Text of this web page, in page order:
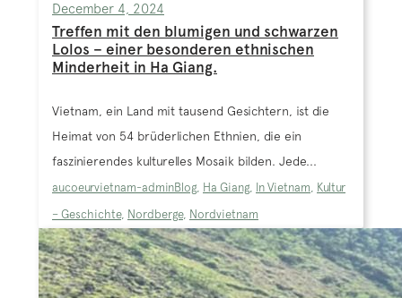
December 4, 2024
Treffen mit den blumigen und schwarzen
Lolos – einer besonderen ethnischen
Minderheit in Ha Giang.
Vietnam, ein Land mit tausend Gesichtern, ist die
Heimat von 54 brüderlichen Ethnien, die ein
faszinierendes kulturelles Mosaik bilden. Jede...
aucoeurvietnam-adminBlog, Ha Giang, In Vietnam, Kultur
– Geschichte, Nordberge, Nordvietnam